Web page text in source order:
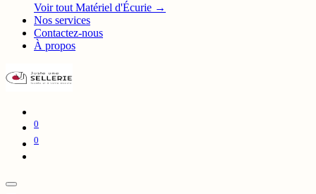
Voir tout Matériel d'Écurie →
Nos services
Contactez-nous
À propos
0
0